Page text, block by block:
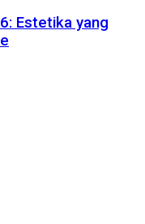
Estetika yang